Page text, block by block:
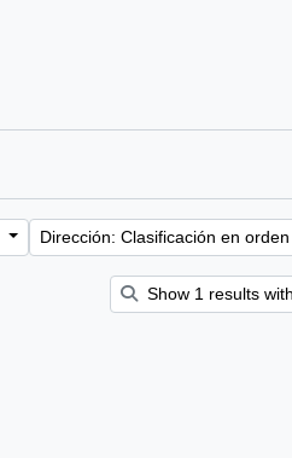
Dirección: Clasificación en
Show 1 results